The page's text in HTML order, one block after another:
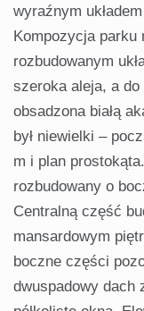
wyraźnym
Kompozycja parku
rozbudowanym
szeroka aleja, a do
obsadzona białą
był niewielki –
m i plan
rozbudowany o
Centralną część
mansardowym
boczne części
dwuspadowy dach